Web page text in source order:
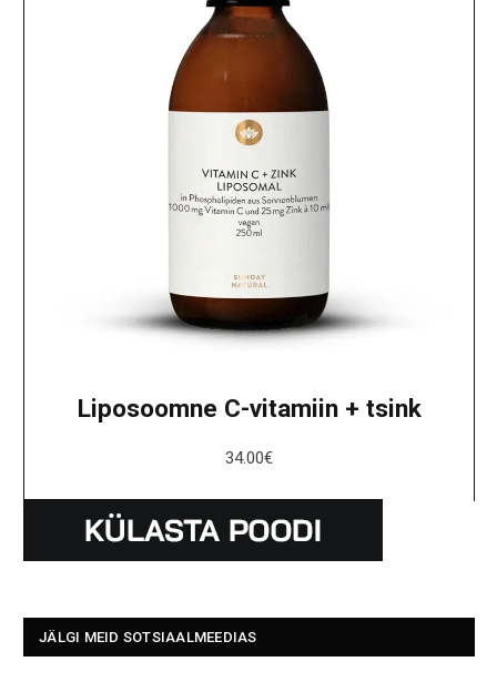
Liposoomne C-vitamiin + tsink
34.00€
JÄLGI MEID SOTSIAALMEEDIAS